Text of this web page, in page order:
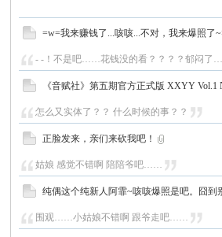
=w=我来赚钱了...咳咳...不对，我来爆照了
- -！不是吧……花钱没的看？？？？郁闷了
《音赋社》第五期官方正式版 XXYY Vol.1
怎么又实体了？？ 什么时候的事？？
正脸发来，亲们来砍我吧！
姑娘 感觉不错啊 陪陪爷吧……
纯偶这个纯新人阿霏~咳咳爆照是吧。囧到
围观……小姑娘不错啊 跟爷走吧……